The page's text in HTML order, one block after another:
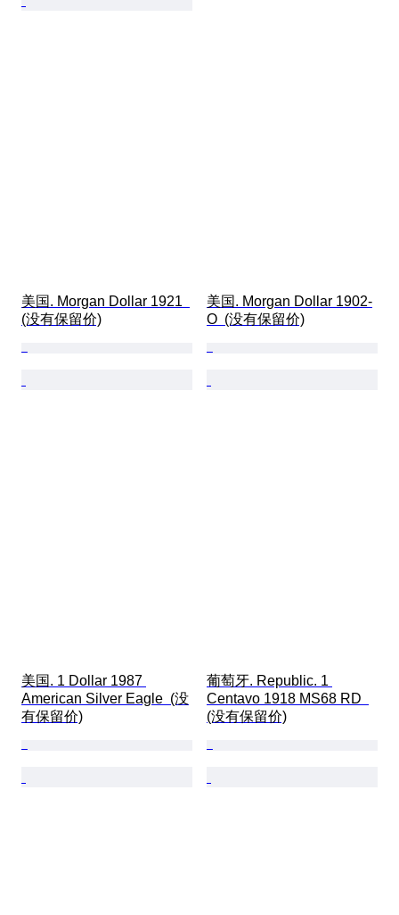
美国. Morgan Dollar 1921
(没有保留价)
美国. Morgan Dollar 1902-
O  (没有保留价)
美国. 1 Dollar 1987
American Silver Eagle  (没
有保留价)
葡萄牙. Republic. 1
Centavo 1918 MS68 RD
(没有保留价)